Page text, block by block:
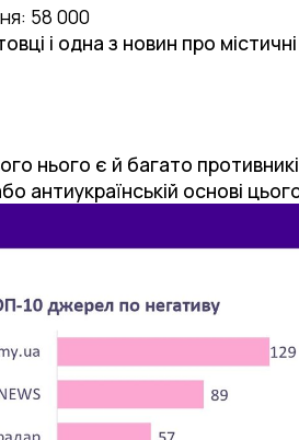
58 000
і одна з новин про містичні
нього є й багато
антиукраїнській основі